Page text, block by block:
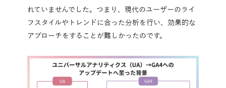
れていませんでした。つまり、現代のユーザーのライ
フスタイルやトレンドに合った分析を行い、効果的な
アプローチをすることが難しかったのです。